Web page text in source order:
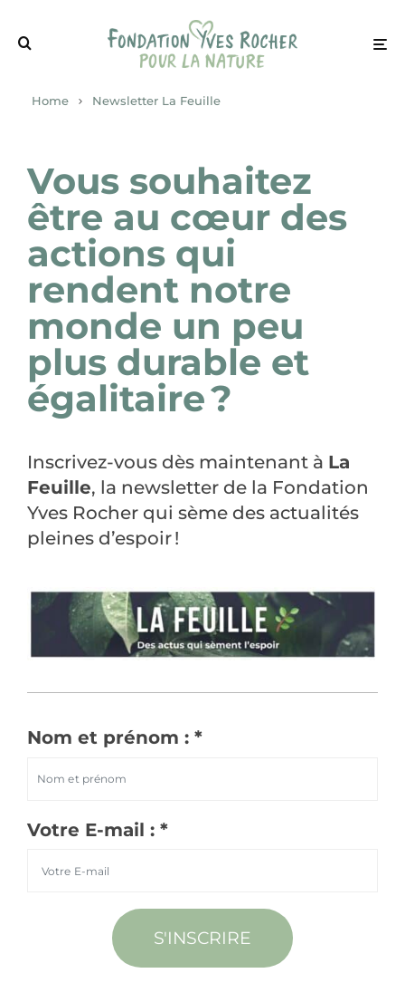
Home Newsletter La Feuille
Vous souhaitez
être au cœur des
actions qui
rendent notre
monde un peu
plus durable et
égalitaire ?
Inscrivez-vous dès maintenant à La
Feuille, la newsletter de la Fondation
Yves Rocher qui sème des actualités
pleines d’espoir !
Nom et prénom : *
Votre E-mail : *
S'INSCRIRE